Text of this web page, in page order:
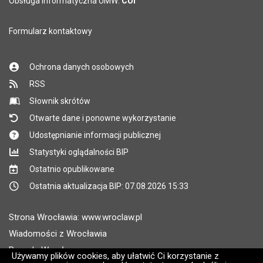
Używamy plików cookies, aby ułatwić Ci korzystanie z
Formularz kontaktowy
Ochrona danych osobowych
RSS
Słownik skrótów
Otwarte dane i ponowne wykorzystanie
Udostępnianie informacji publicznej
Statystyki oglądalności BIP
Ostatnio opublikowane
Ostatnia aktualizacja BIP: 07.08.2026 15:33
Strona Wrocławia: www.wroclaw.pl
Wiadomości z Wrocławia
Pogoda Wrocław